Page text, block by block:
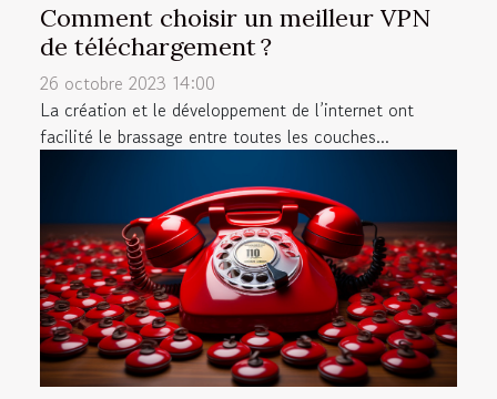
Comment choisir un meilleur VPN
de téléchargement ?
26 octobre 2023 14:00
La création et le développement de l’internet ont
facilité le brassage entre toutes les couches...